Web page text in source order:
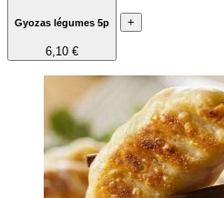
Gyozas légumes 5p
6,10 €
+